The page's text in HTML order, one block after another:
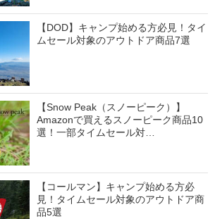
【DOD】キャンプ始める方必見！タイ
ムセール対象のアウトドア商品7選
【Snow Peak（スノーピーク）】
Amazonで買えるスノーピーク商品10
選！一部タイムセール対…
【コールマン】キャンプ始める方必
見！タイムセール対象のアウトドア商
品5選